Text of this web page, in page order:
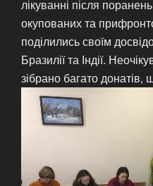
лікуванні після
окупованих та
поділились своїм
Бразилії та Індії.
зібрано багато